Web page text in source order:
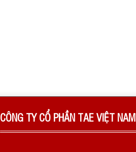
CÔNG TY CỔ PHẦN TAE VIỆT NAM